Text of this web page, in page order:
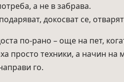
а не в забрава.
докосват се,
по-рано – още на пет,
техники, а начин на
го.